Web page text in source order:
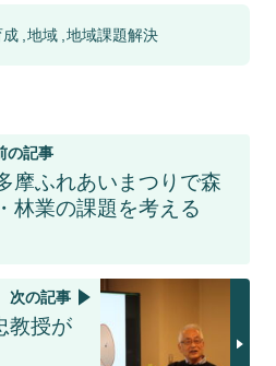
成 地域 地域課題解決
の記事
摩ふれあいまつりで森
林業の課題を考える
次の記事
教授が